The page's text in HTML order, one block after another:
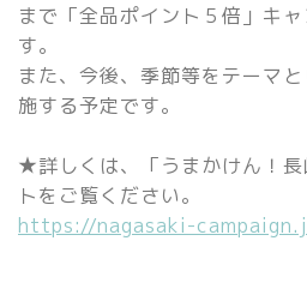
まで「全品ポイント５倍」キ
す。
また、今後、季節等をテーマ
施する予定です。
★詳しくは、「うまかけん！
トをご覧ください。
https://nagasaki-